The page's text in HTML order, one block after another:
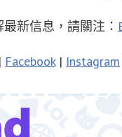
新信息，請關注：
| Facebook| Instagram